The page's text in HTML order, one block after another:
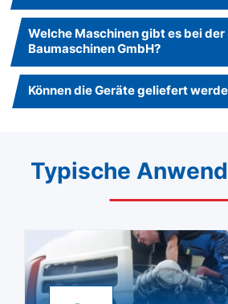
Welche Maschinen gibt es bei der
Baumaschinen GmbH?
Können die Geräte geliefert
Typische